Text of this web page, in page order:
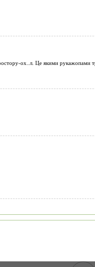
ох..л. Це якими рукажопами